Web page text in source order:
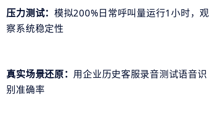
压力测试：模拟200%日常呼叫量运行1小时，观
察系统稳定性
真实场景还原： 用企业历史客服录音测试语音识
别准确率